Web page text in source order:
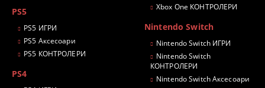
PS5
PS5 ИГРИ
PS5 Аксесоари
PS5 КОНТРОЛЕРИ
PS4
Xbox One КОНТРОЛЕРИ
Nintendo Switch
Nintendo Switch ИГРИ
Nintendo Switch
КОНТРОЛЕРИ
Nintendo Switch Аксесоари